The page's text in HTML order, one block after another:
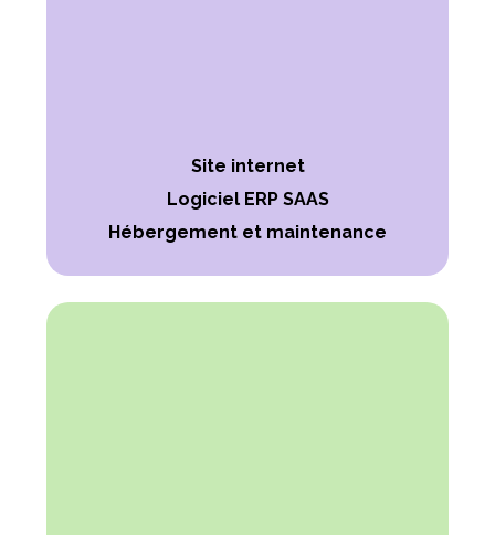
Site internet
Logiciel ERP SAAS
Hébergement et maintenance